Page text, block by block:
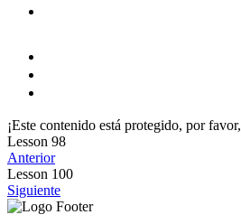
¡Este contenido está protegido, por favor,
Lesson 98
Anterior
Lesson 100
Siguiente